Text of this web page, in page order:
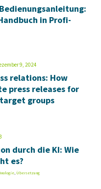
in Profi-
9, 2024
relations: How
press releases for
groups
durch die KI: Wie
es?
, Übersetzung